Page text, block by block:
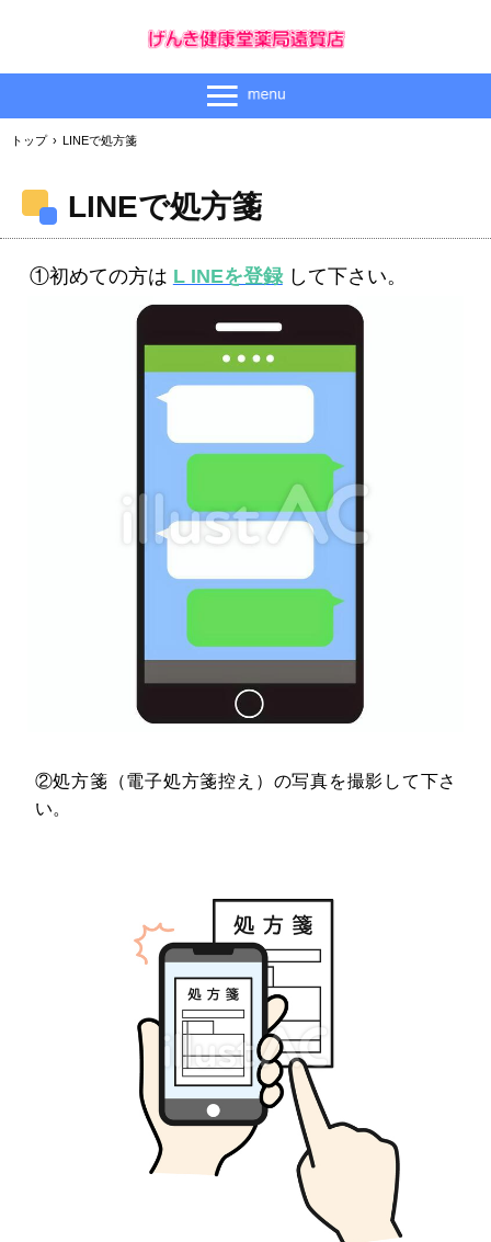
トップ › LINEで処方箋
LINEで処方箋
①初めての方は L INEを登録して下さい。
②処方箋（電子処方箋控え）の写真を撮影して下さ
い。